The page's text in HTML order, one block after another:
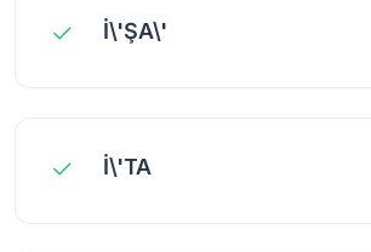
İ\'ŞA\'
İ\'TA